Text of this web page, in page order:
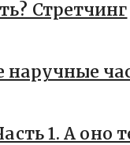
Стретчинг
наручные
1. А оно